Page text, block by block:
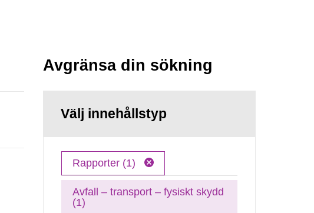
Avgränsa din sökning
Välj innehållstyp
Rapporter (1)
Avfall – transport – fysiskt skydd
(1)